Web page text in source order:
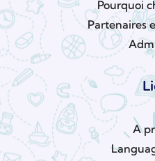
Pourquoi
Partenaires
A